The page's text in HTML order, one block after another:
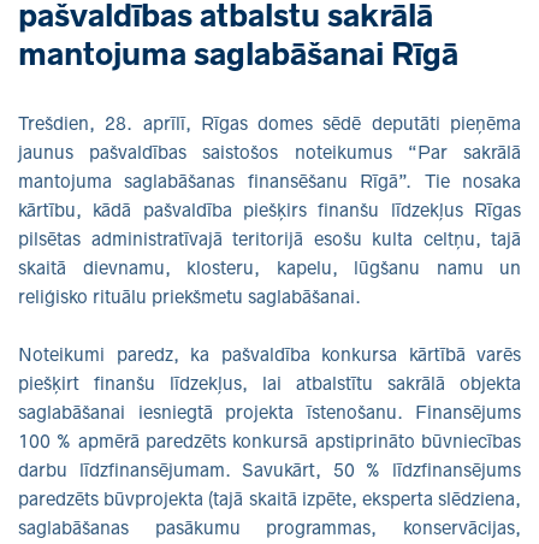
pašvaldības atbalstu sakrālā
mantojuma saglabāšanai Rīgā
Trešdien, 28. aprīlī, Rīgas domes sēdē deputāti pieņēma
jaunus pašvaldības saistošos noteikumus “Par sakrālā
mantojuma saglabāšanas finansēšanu Rīgā”. Tie nosaka
kārtību, kādā pašvaldība piešķirs finanšu līdzekļus Rīgas
pilsētas administratīvajā teritorijā esošu kulta celtņu, tajā
skaitā dievnamu, klosteru, kapelu, lūgšanu namu un
reliģisko rituālu priekšmetu saglabāšanai.
Noteikumi paredz, ka pašvaldība konkursa kārtībā varēs
piešķirt finanšu līdzekļus, lai atbalstītu sakrālā objekta
saglabāšanai iesniegtā projekta īstenošanu. Finansējums
100 % apmērā paredzēts konkursā apstiprināto būvniecības
darbu līdzfinansējumam. Savukārt, 50 % līdzfinansējums
paredzēts būvprojekta (tajā skaitā izpēte, eksperta slēdziena,
saglabāšanas pasākumu programmas, konservācijas,